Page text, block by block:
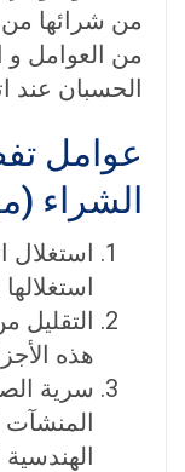
من شرائها
من العوامل و
الحسبان عند
عوامل
الشراء
استغلال
التقليل
هذه
سرية